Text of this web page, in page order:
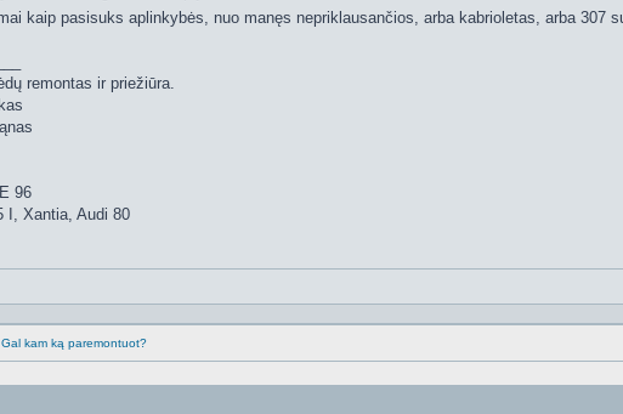
kaip pasisuks aplinkybės, nuo manęs nepriklausančios, arba kabrioletas, arba 307
remontas ir priežiūra.
96
I, Xantia, Audi 80
kam ką paremontuot?